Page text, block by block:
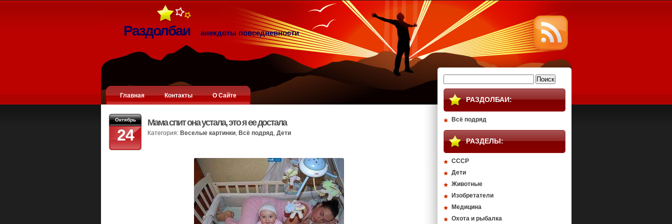
Раздолбаи анекдоты повседневности
Главная Контакты О Сайте
Октябрь
24
Мама спит она устала, это я ее достала
Категория: Веселые картинки, Всё подряд, Дети
РАЗДОЛБАИ:
Всё подряд
РАЗДЕЛЫ:
СССР
Дети
Животные
Изобретатели
Медицина
Охота и рыбалка